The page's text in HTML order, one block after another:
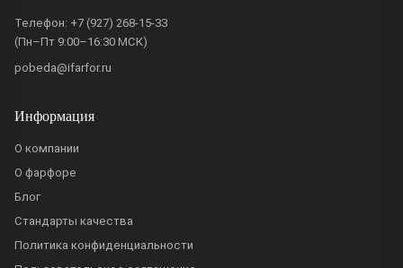
Телефон: +7 (927) 268-15-33
(Пн–Пт 9:00–16:30 МСК)
pobeda@ifarfor.ru
Информация
О компании
О фарфоре
Блог
Стандарты качества
Политика конфиденциальности